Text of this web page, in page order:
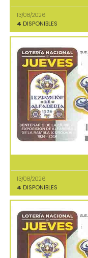
13/08/2026
4 DISPONIBLES
13/08/2026
4 DISPONIBLES